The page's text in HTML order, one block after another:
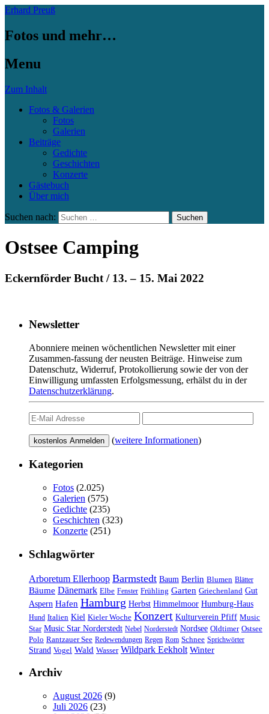
Erhard Preuß
Fotos und mehr…
Menu
Zum Inhalt
Fotos & Galerien
Fotos
Galerien
Beiträge
Gedichte
Geschichten
Konzerte
Gästebuch
Über mich
Suchen nach:
Ostsee Camping
Eckernförder Bucht / 13. – 15. Mai 2022
Newsletter
Abonniere meinen wöchentlichen Newsletter mit einer
Zusammen-fassung der neusten Beiträge. Hinweise zum
Datenschutz, Widerruf, Protokollierung sowie der von der
Einwilligung umfassten Erfolgsmessung, erhälst du in der
Datenschutzerklärung.
(weitere Informationen)
Kategorien
Fotos (2.025)
Galerien (575)
Gedichte (235)
Geschichten (323)
Konzerte (251)
Schlagwörter
Arboretum Ellerhoop Barmstedt Baum Berlin Blumen Blätter
Bäume Dänemark Elbe Fenster Frühling Garten Griechenland Gut
Aspern Hafen Hamburg Herbst Himmelmoor Humburg-Haus
Hund Italien Kiel Kieler Woche Konzert Kulturverein Pfiff Music
Star Music Star Norderstedt Nebel Norderstedt Nordsee Oldtimer Ostsee
Polo Rantzauer See Redewendungen Regen Rom Schnee Sprichwörter
Strand Vogel Wald Wasser Wildpark Eekholt Winter
Archiv
August 2026 (9)
Juli 2026 (23)